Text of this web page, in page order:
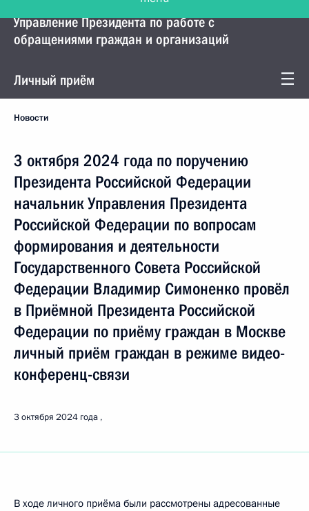
Управление Президента по работе с
обращениями граждан и организаций
Личный приём
Новости
3 октября 2024 года по поручению
Президента Российской Федерации
начальник Управления Президента
Российской Федерации по вопросам
формирования и деятельности
Государственного Совета Российской
Федерации Владимир Симоненко провёл
в Приёмной Президента Российской
Федерации по приёму граждан в Москве
личный приём граждан в режиме видео-
конференц-связи
3 октября 2024 года
В ходе личного приёма были рассмотрены адресованные